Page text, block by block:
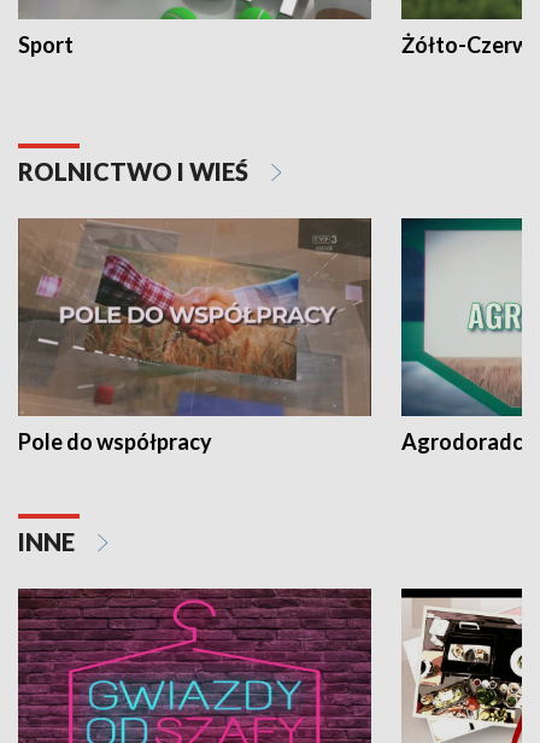
Sport Żółto-
ROLNICTWO I WIEŚ
Pole do współpracy Agrodoradcy
INNE